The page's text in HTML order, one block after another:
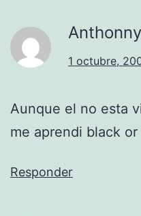
Anthonny
1 octubre,
Aunque el no esta
me aprendi black
Responder